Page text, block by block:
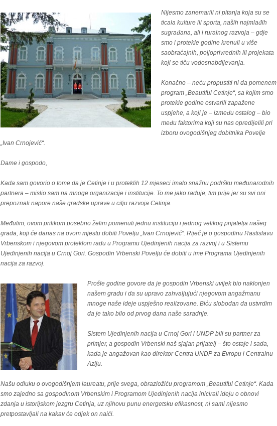
Nijesmo zanemarili ni pitanja koja su se
ticala kulture ili sporta, naših najmlađih
sugrađana, ali i ruralnog razvoja – gdje
smo i protekle godine krenuli u više
saobraćajnih, poljoprivrednih ili projekata
koji se tiču vodosnabdijevanja.
Konačno – neću propustiti ni da pomenem
program „Beautiful Cetinje“, sa kojim smo
protekle godine ostvarili zapažene
uspjehe, a koji je – između ostalog – bio
među faktorima koji su nas opredijelili pri
izboru ovogodišnjeg dobitnika Povelje
„Ivan Crnojević“.
Dame i gospodo,
Kada sam govorio o tome da je Cetinje i u proteklih 12 mjeseci imalo snažnu podršku međunarodnih
partnera – mislio sam na mnoge organizacije i institucije. To me jako raduje, tim prije jer su svi oni
prepoznali napore naše gradske uprave u cilju razvoja Cetinja.
Međutim, ovom prilikom posebno želim pomenuti jednu instituciju i jednog velikog prijatelja našeg
grada, koji će danas na ovom mjestu dobiti Povelju „Ivan Crnojević“. Riječ je o gospodinu Rastislavu
Vrbenskom i njegovom proteklom radu u Programu Ujedinjenih nacija za razvoj i u Sistemu
Ujedinjenih nacija u Crnoj Gori. Gospodin Vrbenski Povelju će dobiti u ime Programa Ujedinjenih
nacija za razvoj.
Prošle godine govore da je gospodin Vrbenski uvijek bio naklonjen
našem gradu i da su upravo zahvaljujući njegovom angažmanu
mnoge naše ideje uspješno realizovane. Biću slobodan da ustvrdim
da je tako bilo od prvog dana naše saradnje.
Sistem Ujedinjenih nacija u Crnoj Gori i UNDP bili su partner za
primjer, a gospodin Vrbenski naš sjajan prijatelj – što ostaje i sada,
kada je angažovan kao direktor Centra UNDP za Evropu i Centralnu
Aziju.
Našu odluku o ovogodišnjem laureatu, prije svega, obrazložiću programom „Beautiful Cetinje“. Kada
smo zajedno sa gospodinom Vrbenskim i Programom Ujedinjenih nacija inicirali ideju o obnovi
zdanja u istorijskom jezgru Cetinja, uz njihovu punu energetsku efikasnost, ni sami nijesmo
pretpostavljali na kakav će odjek on naići.